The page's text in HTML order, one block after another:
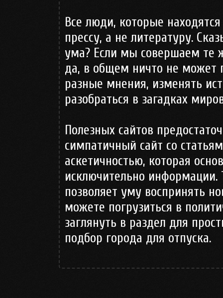
Все люди, которые
прессу, а не литературу.
ума? Если мы совершаем те
да, в общем ничто не может
разные мнения, изменять
разобраться в загадках
Полезных сайтов
симпатичный сайт со
аскетичностью, которая
исключительно
позволяет уму воспринять
можете погрузиться в
заглянуть в раздел для
подбор города для отпуска.